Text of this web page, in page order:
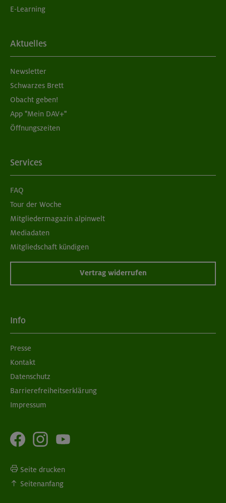
E-Learning
Aktuelles
Newsletter
Schwarzes Brett
Obacht geben!
App "Mein DAV+"
Öffnungszeiten
Services
FAQ
Tour der Woche
Mitgliedermagazin alpinwelt
Mediadaten
Mitgliedschaft kündigen
Vertrag widerrufen
Info
Presse
Kontakt
Datenschutz
Barrierefreiheitserklärung
Impressum
Seite drucken
Seitenanfang